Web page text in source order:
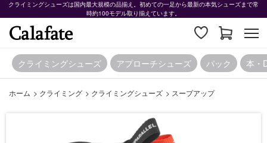
クライミングシューズは国内最大規模の品揃え。初めての一足から最新の本気シューズまで常
時約100モデル取り揃えています。
クライミングシューズ アプローチシューズ パック 本・
ホーム > クライミング > クライミングシューズ > スープアップ